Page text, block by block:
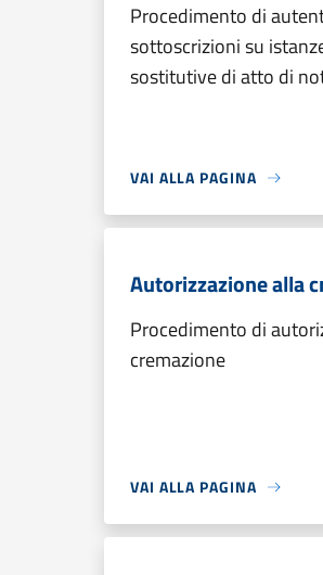
Procedimento di
sottoscrizioni su
sostitutive di atto di
VAI ALLA PAGINA
Autorizzazione alla
Procedimento di
cremazione
VAI ALLA PAGINA